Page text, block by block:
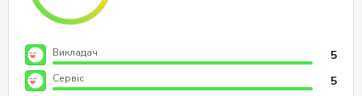
Викладач 5
Сервіс 5